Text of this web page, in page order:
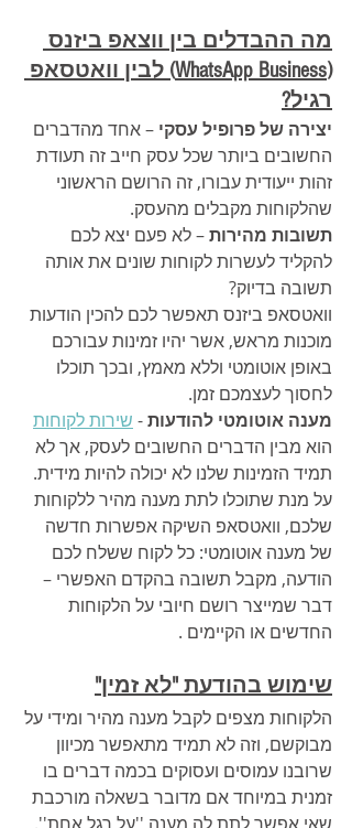
מה ההבדלים בין ווצאפ ביזנס
(WhatsApp Business)
לבין וואטסאפ
רגיל?
יצירה של פרופיל עסקי – אחד מהדברים
החשובים ביותר שכל עסק חייב זה תעודת
זהות ייעודית עבורו, זה הרושם הראשוני
שהלקוחות מקבלים מהעסק.
תשובות מהירות – לא פעם יצא לכם
להקליד לעשרות לקוחות שונים את אותה
תשובה בדיוק?
וואטסאפ ביזנס תאפשר לכם להכין הודעות
מוכנות מראש, אשר יהיו זמינות עבורכם
באופן אוטומטי וללא מאמץ, ובכך תוכלו
לחסוך לעצמכם זמן.
מענה אוטומטי להודעות - שירות לקוחות
הוא מבין הדברים החשובים לעסק, אך לא
תמיד הזמינות שלנו לא יכולה להיות מידית.
על מנת שתוכלו לתת מענה מהיר ללקוחות
שלכם, וואטסאפ השיקה אפשרות חדשה
של מענה אוטומטי: כל לקוח ששלח לכם
הודעה, מקבל תשובה בהקדם האפשרי –
דבר שמייצר רושם חיובי על הלקוחות
החדשים או הקיימים .
שימוש בהודעת "לא זמין"
הלקוחות מצפים לקבל מענה מהיר ומידי על
מבוקשם, וזה לא תמיד מתאפשר מכיוון
שרובנו עמוסים ועסוקים בכמה דברים בו
זמנית במיוחד אם מדובר בשאלה מורכבת